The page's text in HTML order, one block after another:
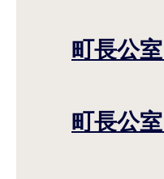
町長公
町長公